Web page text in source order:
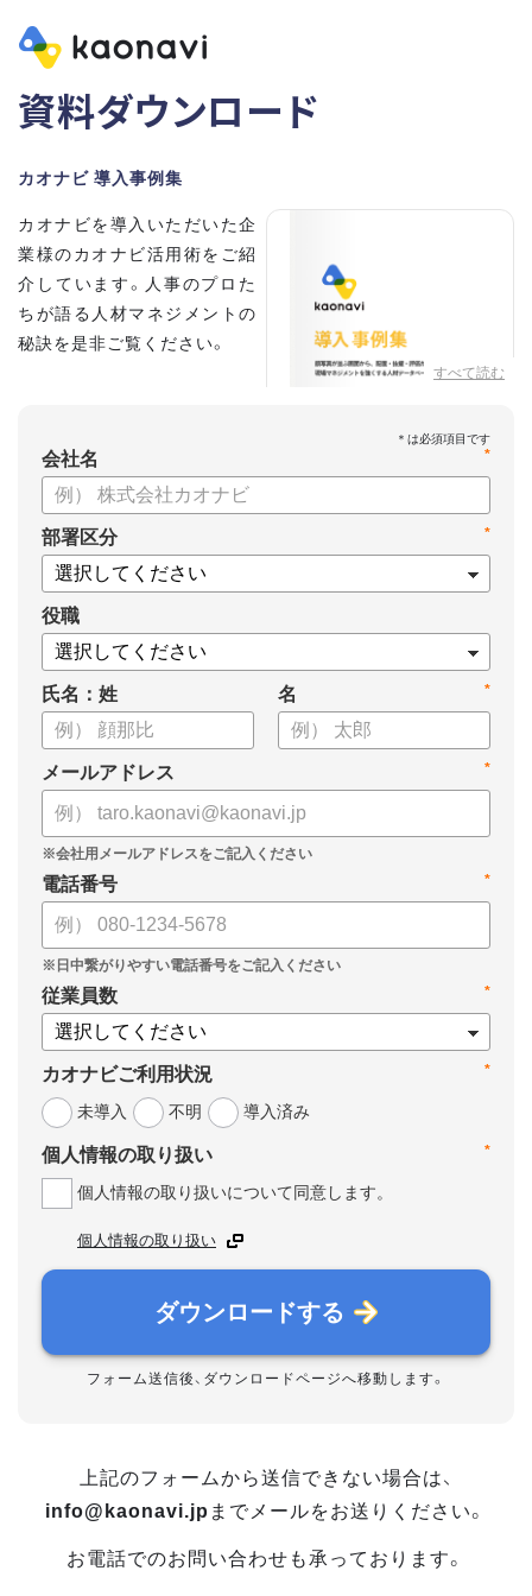
資料ダウンロード
カオナビ 導入事例集
すべて読む
カオナビを導入いただいた企
業様のカオナビ活用術をご紹
介しています。人事のプロた
ちが語る人材マネジメントの
秘訣を是非ご覧ください。
*
会社名
*
部署区分
役職
氏名：姓 *
名
*
メールアドレス
*
電話番号
*
従業員数
*
カオナビご利用状況
未導入
不明 導入済み
*
個人情報の取り扱い
個人情報の取り扱いについて同意します。
個人情報の取り扱い
ダウンロードする
フォーム送信後、ダウンロードページへ移動します。
上記のフォームから送信できない場合は、
info@kaonavi.jp までメールをお送りください。
お電話でのお問い合わせも承っております。